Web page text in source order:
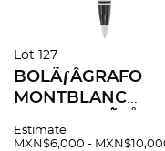
Lot 127
BOLÃƒÂGRAFO
MONTBLANC
STARWALKER EN
Estimate
MXN$6,000 -